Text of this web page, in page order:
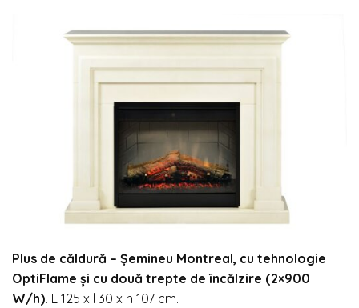
Plus de căldură – Șemineu Montreal, cu tehnologie
OptiFlame și cu două trepte de încălzire (2×900
W/h). L 125 x l 30 x h 107 cm.